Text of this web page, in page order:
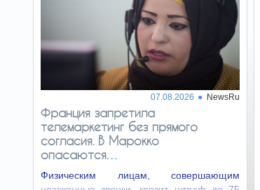
07.08.2026 NewsRu
Франция запретила
телемаркетинг без прямого
согласия. В Марокко
опасаются…
Физическим лицам, совершающим